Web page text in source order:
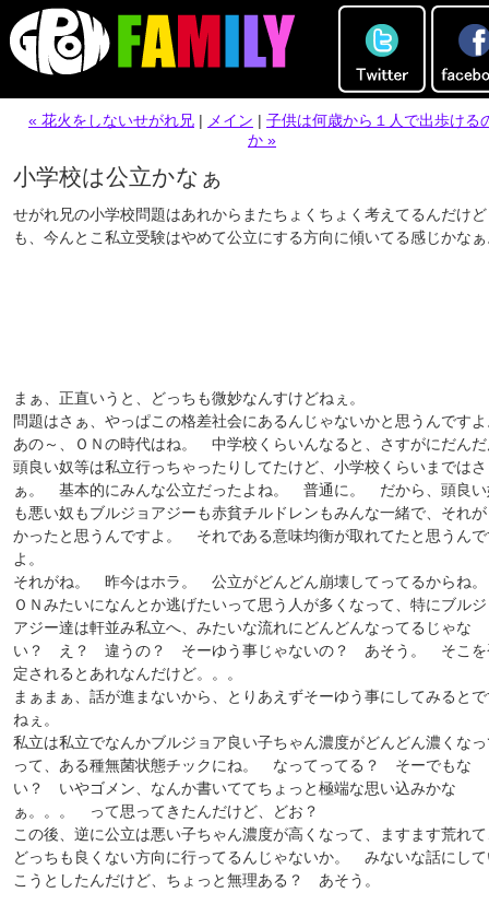
« 花火をしないせがれ兄 | メイン | 子供は何歳から１人で出歩ける
か »
小学校は公立かなぁ
せがれ兄の小学校問題はあれからまたちょくちょく考えてるんだけど
も、今んとこ私立受験はやめて公立にする方向に傾いてる感じかな
まぁ、正直いうと、どっちも微妙なんすけどねぇ。
問題はさぁ、やっぱこの格差社会にあるんじゃないかと思うんです
あの～、ＯＮの時代はね。 中学校くらいんなると、さすがにだん
頭良い奴等は私立行っちゃったりしてたけど、小学校くらいまではさ
ぁ。 基本的にみんな公立だったよね。 普通に。 だから、頭良い
も悪い奴もブルジョアジーも赤貧チルドレンもみんな一緒で、それ
かったと思うんですよ。 それである意味均衡が取れてたと思うん
よ。
それがね。 昨今はホラ。 公立がどんどん崩壊してってるからね
ＯＮみたいになんとか逃げたいって思う人が多くなって、特にブル
アジー達は軒並み私立へ、みたいな流れにどんどんなってるじゃな
い？ え？ 違うの？ そーゆう事じゃないの？ あそう。 そこを
定されるとあれなんだけど。。。
まぁまぁ、話が進まないから、とりあえずそーゆう事にしてみると
ねぇ。
私立は私立でなんかブルジョア良い子ちゃん濃度がどんどん濃くな
って、ある種無菌状態チックにね。 なってってる？ そーでもな
い？ いやゴメン、なんか書いててちょっと極端な思い込みかな
ぁ。。。 って思ってきたんだけど、どお？
この後、逆に公立は悪い子ちゃん濃度が高くなって、ますます荒れ
どっちも良くない方向に行ってるんじゃないか。 みないな話にし
こうとしたんだけど、ちょっと無理ある？ あそう。